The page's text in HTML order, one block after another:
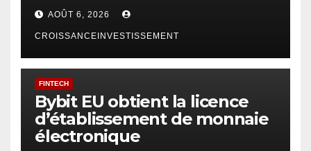
AOÛT 6, 2026
CROISSANCEINVESTISSEMENT
FINTECH
Bybit EU obtient la licence
d’établissement de monnaie
électronique